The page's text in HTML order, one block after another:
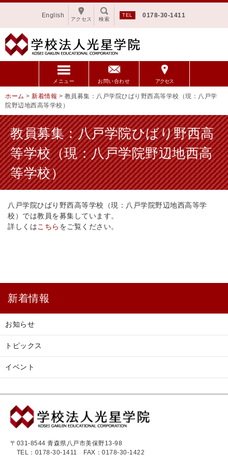
0178-30-1411
検索
English
アクセス
メニュー お問い合わせ アクセス
ホーム > 新着情報 > 教員募集：八戸学院ひばり野西高等学校（現：八戸学
院野辺地西高等学校）
教員募集：八戸学院ひばり野西高
等学校（現：八戸学院野辺地西高
等学校）
八戸学院ひばり野西高等学校（現：八戸学院野辺地西高等学
校）では教員を募集しています。
詳しくはこちら をご覧ください。
新着情報
お知らせ
トピックス
イベント
〒031-8544 青森県八戸市美保野13-98
TEL：0178-30-1411
FAX：0178-30-1422